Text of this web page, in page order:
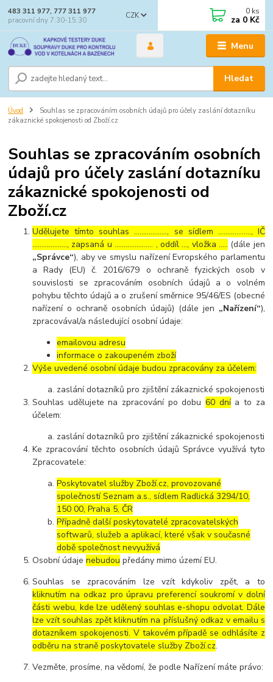
Menu
CZK
Hledat
483 311 977, 777 311 977
pracovní dny 7:30-15:30
0 ks
za 0 Kč
Úvod
Souhlas se zpracováním osobních údajů pro účely zaslání dotazníku
zákaznické spokojenosti od Zboží.cz
Souhlas se zpracováním osobních
údajů pro účely zaslání dotazníku
zákaznické spokojenosti od
Zboží.cz
Udělujete tímto souhlas ……………..., se sídlem ………………, IČ
………………., zapsaná u ………………… , oddíl …, vložka ….. (dále jen
„Správce“), aby ve smyslu nařízení Evropského parlamentu
a Rady (EU) č. 2016/679 o ochraně fyzických osob v
souvislosti se zpracováním osobních údajů a o volném
pohybu těchto údajů a o zrušení směrnice 95/46/ES (obecné
nařízení o ochraně osobních údajů) (dále jen „Nařízení“),
zpracovával/a následující osobní údaje:
emailovou adresu
informace o zakoupeném zboží
Výše uvedené osobní údaje budou zpracovány za účelem:
zaslání dotazníků pro zjištění zákaznické spokojenosti
Souhlas udělujete na zpracování po dobu60 dnía to za
účelem:
zaslání dotazníků pro zjištění zákaznické spokojenosti
Ke zpracování těchto osobních údajů Správce využívá tyto
Zpracovatele:
Poskytovatel služby Zboží.cz, provozované
společností Seznam a.s., sídlem Radlická 3294/10,
150 00, Praha 5, ČR
Případně další poskytovatelé zpracovatelských
softwarů, služeb a aplikací, které však v současné
době společnost nevyužívá
Osobní údajenebudou předány mimo území EU.
Souhlas se zpracováním lze vzít kdykoliv zpět, a to
kliknutím na odkaz pro úpravu preferencí soukromí v dolní
části webu, kde lze udělený souhlas e-shopu odvolat. Dále
lze vzít souhlas zpět kliknutím na příslušný odkaz v emailu s
dotazníkem spokojenosti. V takovém případě se odhlásíte z
odběru na straně poskytovatele služby Zboží.cz.
Vezměte, prosíme, na vědomí, že podle Nařízení máte právo: